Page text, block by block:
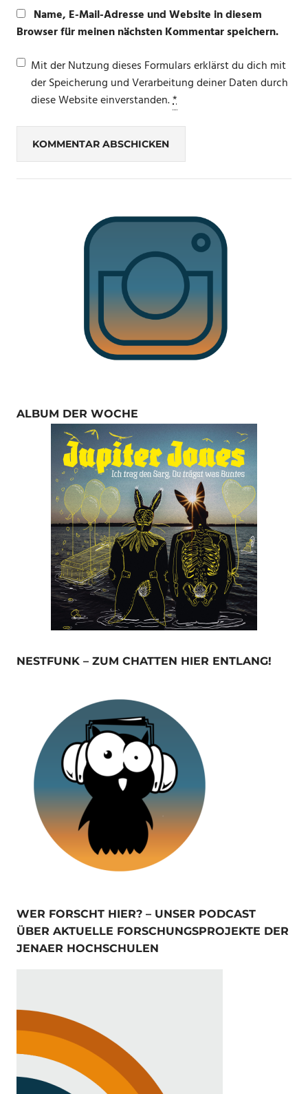
Name, E-Mail-Adresse und Website in diesem
Browser für meinen nächsten Kommentar speichern.
Mit der Nutzung dieses Formulars erklärst du dich mit
der Speicherung und Verarbeitung deiner Daten durch
diese Website einverstanden.*
ALBUM DER WOCHE
NESTFUNK – ZUM CHATTEN HIER ENTLANG!
WER FORSCHT HIER? – UNSER PODCAST
ÜBER AKTUELLE FORSCHUNGSPROJEKTE DER
JENAER HOCHSCHULEN